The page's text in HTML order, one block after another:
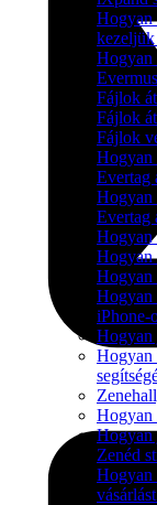
Hogyan
Hogyan
Fájlok
Fájlok
Fájlok
Hogyan
Evertag
Hogyan
Evertag
Hogyan
Hogyan
Hogyan
Hogyan
iPhone-
Hogyan
Hogyan
Hogyan
Hogyan
Zenéd
Hogyan